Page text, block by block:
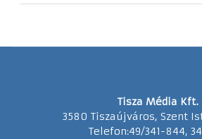
Tisza Média Kft.
3580 Tiszaújváros, Szent
Telefon:49/341-844,